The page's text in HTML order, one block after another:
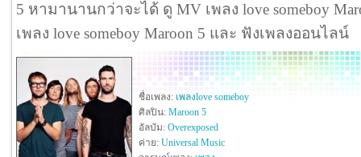
5 หามานานกว่าจะได้ ดู MV เพลง love someboy
เพลง love someboy Maroon 5 และ ฟังเพลงออนไลน์
ชื่อเพลง: เพลงlove someboy
ศิลปิน: Maroon 5
อัลบัม: Overexposed
ค่าย: Universal Music